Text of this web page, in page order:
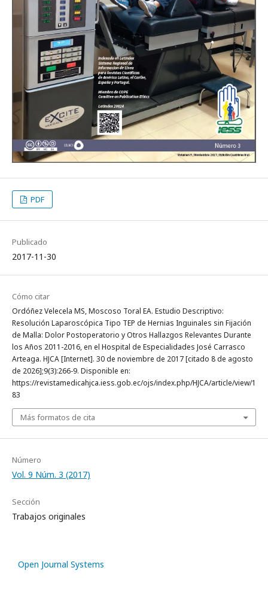
PDF
Publicado
2017-11-30
Cómo citar
Ordóñez Velecela MS, Moscoso Toral EA. Estudio Descriptivo:
Resolución Laparoscópica Tipo TEP de Hernias Inguinales sin Fijación
de Malla: Dolor Postoperatorio y Otros Hallazgos Relevantes Durante
los Años 2011-2016, en el Hospital de Especialidades José Carrasco
Arteaga. HJCA [Internet]. 30 de noviembre de 2017 [citado 8 de agosto
de 2026];9(3):266-9. Disponible en:
https://revistamedicahjca.iess.gob.ec/ojs/index.php/HJCA/article/view/1
83
Más formatos de cita
Número
Vol. 9 Núm. 3 (2017)
Sección
Trabajos originales
Open Journal Systems